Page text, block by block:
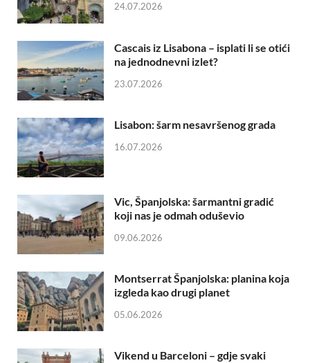
24.07.2026
Cascais iz Lisabona – isplati li se otići
na jednodnevni izlet?
23.07.2026
Lisabon: šarm nesavršenog grada
16.07.2026
Vic, Španjolska: šarmantni gradić
koji nas je odmah oduševio
09.06.2026
Montserrat Španjolska: planina koja
izgleda kao drugi planet
05.06.2026
Vikend u Barceloni – gdje svaki